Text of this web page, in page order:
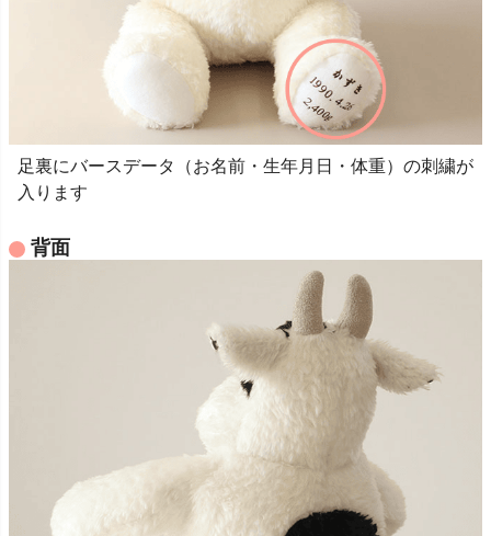
足裏にバースデータ（お名前・生年月日・体重）の刺繍が
入ります
背面